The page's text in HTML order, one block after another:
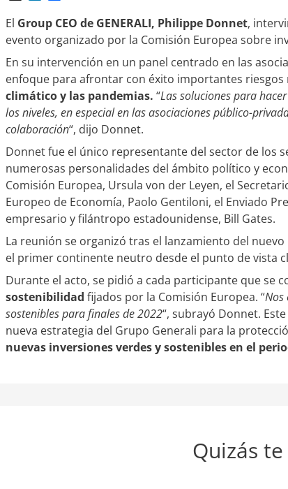
n
k
d
I
n
m
p
a
r
t
i
r
El Group CEO de GENERALI, Philippe Donnet,
evento organizado por la Comisión Europea sobre
En su intervención en un panel centrado en las
enfoque para afrontar con éxito importantes riesgos
climático y las pandemias. “Las soluciones para
los niveles, en especial en las asociaciones público-
colaboración“, dijo Donnet.
Donnet fue el único representante del sector de los
numerosas personalidades del ámbito político y
Comisión Europea, Ursula von der Leyen, el
Europeo de Economía, Paolo Gentiloni, el Enviado
empresario y filántropo estadounidense, Bill Gates.
La reunión se organizó tras el lanzamiento del nuevo
el primer continente neutro desde el punto de vista
Durante el acto, se pidió a cada participante que se
sostenibilidad fijados por la Comisión Europea. “Nos
sostenibles para finales de 2022“, subrayó Donnet.
nueva estrategia del Grupo Generali para la
nuevas inversiones verdes y sostenibles en el
Quizás